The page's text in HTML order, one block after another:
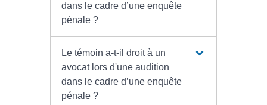
dans le cadre d’une enquête
pénale ?
Le témoin a-t-il droit à un
avocat lors d'une audition
dans le cadre d’une enquête
pénale ?